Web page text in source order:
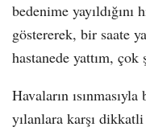
bedenime
göstererek, bir saate
hastanede yattım,
Havaların
yılanlara karşı